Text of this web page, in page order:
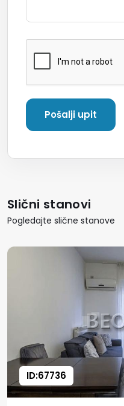
Slični stanovi
Pogledajte slične stanove
ID:67736